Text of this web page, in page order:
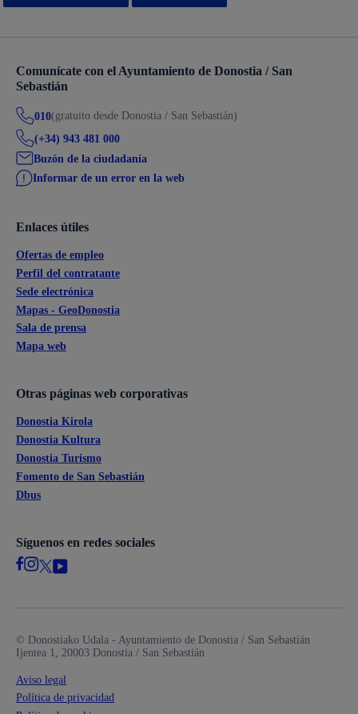
Comunícate con el Ayuntamiento de Donostia / San
Sebastián
010(gratuito desde Donostia / San Sebastián)
(+34) 943 481 000
Buzón de la ciudadanía
Informar de un error en la web
Enlaces útiles
Ofertas de empleo
Perfil del contratante
Sede electrónica
Mapas - GeoDonostia
Sala de prensa
Mapa web
Otras páginas web corporativas
Donostia Kirola
Donostia Kultura
Donostia Turismo
Fomento de San Sebastián
Dbus
Síguenos en redes sociales
© Donostiako Udala - Ayuntamiento de Donostia / San Sebastián
Ijentea 1, 20003 Donostia / San Sebastián
Aviso legal
Política de privacidad